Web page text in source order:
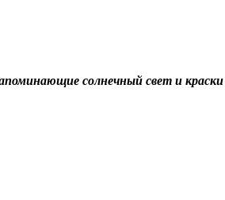
солнечный свет и